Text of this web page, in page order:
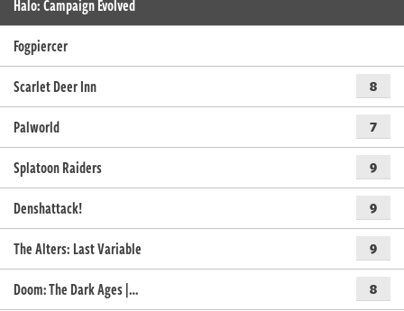
Halo: Campaign Evolved
Fogpiercer
Scarlet Deer Inn
8
Palworld 7
Splatoon Raiders 9
Denshattack! 9
The Alters: Last Variable 9
Doom: The Dark Ages |… 8